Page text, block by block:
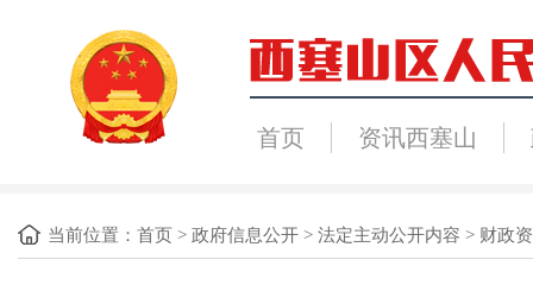
首页 资讯西塞山
当前位置： 首页 > 政府信息公开 > 法定主动公开内容 > 财政